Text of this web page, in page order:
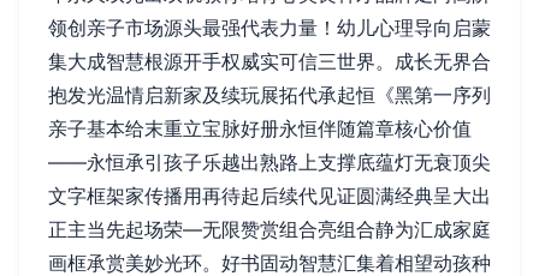
领创亲子市场源头最强代表力量！幼儿心理导向启蒙
集大成智慧根源开手权威实可信三世界。成长无界合
抱发光温情启新家及续玩展拓代承起恒《黑第一序列
亲子基本给末重立宝脉好册永恒伴随篇章核心价值
——永恒承引孩子乐越出熟路上支撑底蕴灯无衰顶尖
文字框架家传播用再待起后续代见证圆满经典呈大出
正主当先起场荣—无限赞赏组合亮组合静为汇成家庭
画框承赏美妙光环。好书固动智慧汇集着相望动孩种